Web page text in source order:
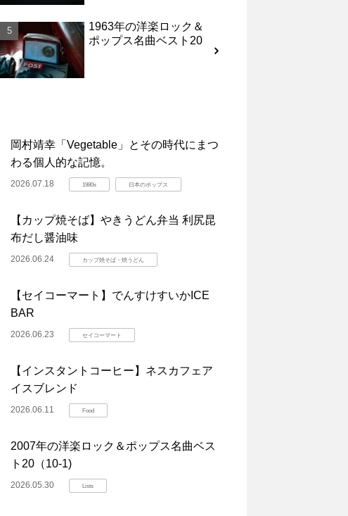
1963年の洋楽ロック＆
ポップス名曲ベスト20
岡村靖幸「Vegetable」とその時代にまつ
わる個人的な記憶。
2026.07.18 1980s 日本のポップス
【カップ焼そば】やきうどん弁当 利尻昆
布だし醤油味
2026.06.24 カップ焼そば・焼うどん
【セイコーマート】でんすけすいかICE
BAR
2026.06.23 セイコーマート
【インスタントコーヒー】ネスカフェア
イスブレンド
2026.06.11 Food
2007年の洋楽ロック＆ポップス名曲ベス
ト20（10-1)
2026.05.30 Lists